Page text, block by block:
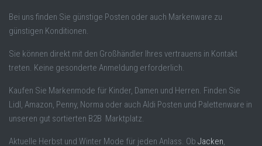
Bei uns finden Sie günstige Posten oder auch Markenware zu
günstigen Konditionen.
Sie können direkt mit den Großhändler Ihres vertrauens in Kontakt
treten. Keine gesonderte Anmeldung erforderlich.
Kaufen Sie Markenmode für Kinder, Damen und Herren. Finden Sie
Lidl, Amazon, Penny, Norma oder auch Aldi Posten und Palettenware in
unseren gut sortierten B2B Marktplatz.
Aktuelle Herbst und Winter Mode für jeden Anlass. Ob Jacken,